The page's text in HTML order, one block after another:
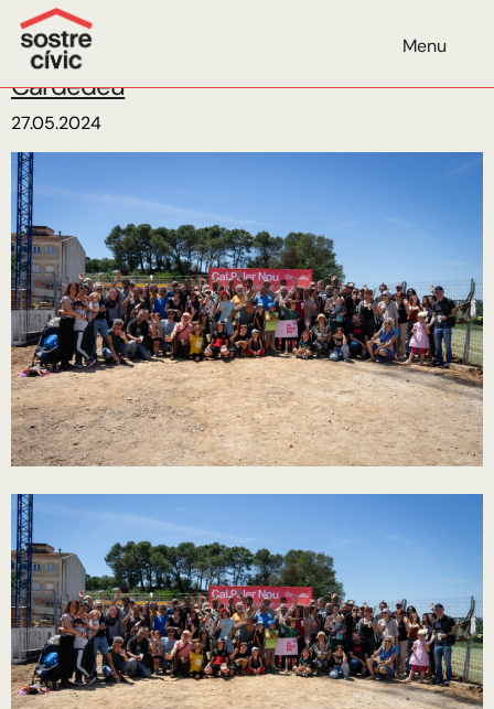
Menu
Mes:maig de 2024
Iniciem les obres de Cal Paler Nou a
Cardedeu
27.05.2024